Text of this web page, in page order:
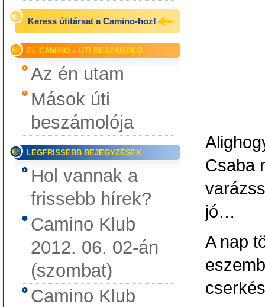
Keress útitársat a Camino-hoz!
EL CAMINO – ÚTI BESZÁMOLÓ
Az én utam
Mások úti
beszámolója
LEGFRISSEBB BEJEGYZÉSEK
Hol vannak a
frissebb hírek?
Camino Klub
2012. 06. 02-án
(szombat)
Camino Klub
Csaba
jó…
A nap